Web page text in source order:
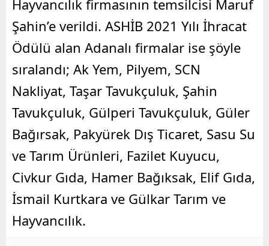
Hayvancılık firmasının temsilcisi Maruf
Şahin’e verildi. ASHİB 2021 Yılı İhracat
Ödülü alan Adanalı firmalar ise şöyle
sıralandı; Ak Yem, Pilyem, SCN
Nakliyat, Taşar Tavukçuluk, Şahin
Tavukçuluk, Gülperi Tavukçuluk, Güler
Bağırsak, Pakyürek Dış Ticaret, Sasu Su
ve Tarım Ürünleri, Fazilet Kuyucu,
Civkur Gıda, Hamer Bağıksak, Elif Gıda,
İsmail Kurtkara ve Gülkar Tarım ve
Hayvancılık.